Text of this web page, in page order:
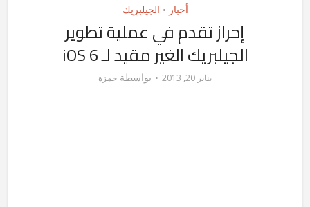
أخبار • الجيلبريك
إحراز تقدم في عملية تطوير
الجيلبريك الغير مقيد لـ iOS 6
يناير 20, 2013 بواسطة حمزة